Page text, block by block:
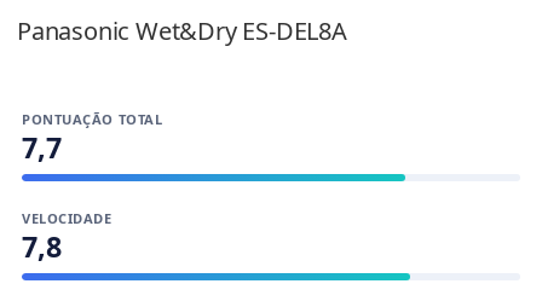
Sylvia Garcia
Panasonic Wet&Dry ES-DEL8A
PONTUAÇÃO TOTAL
7,7
VELOCIDADE
7,8